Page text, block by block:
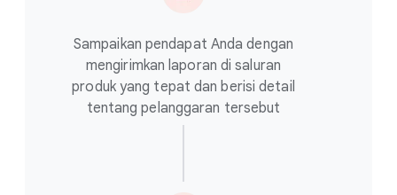
Sampaikan pendapat Anda dengan
mengirimkan laporan di saluran
produk yang tepat dan berisi detail
tentang pelanggaran tersebut